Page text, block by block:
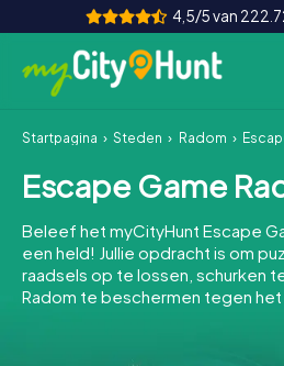
4,5/5 van
Hoe het werkt
Steden
Tours
Teamevenement
Startpagina Steden Radom Escape
Escape Game
Beleef het myCityHunt Escape
een held! Jullie opdracht is om
raadsels op te lossen, schurken
Radom te beschermen tegen